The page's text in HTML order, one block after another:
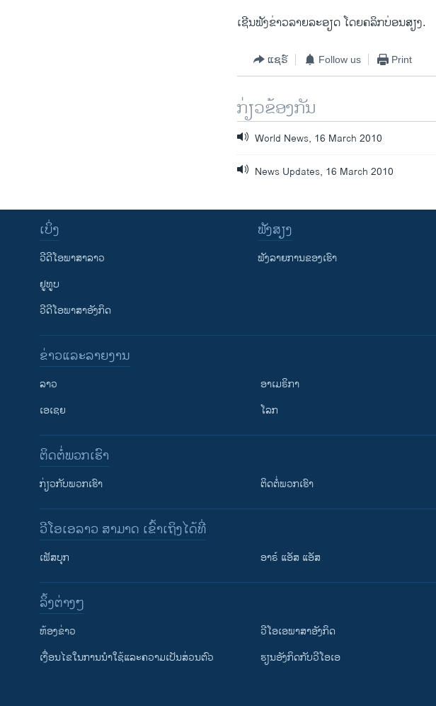
ຕິດຕາມພວກເຮົາ ທີ່
ເຊີນຟັງຂ່າວລາຍລະອຽດ ໂດຍຄລິກບ່ອນສຽງ.
ແຊຣ໌ Follow us Print
ກ່ຽວຂ້ອງກັນ
World News, 16 March 2010
News Updates, 16 March 2010
ເບິ່ງ
ວີດີໂອພາສາລາວ
ຢູທູບ
ວີດີໂອພາສາອັງກິດ
ຟັງສຽງ
ຟັງລາຍການຂອງເຮົາ
ຂ່າວແລະລາຍງານ
ລາວ
ເອເຊຍ
ອາເມຣິກາ
ໂລກ
ຕິດຕໍ່ພວກເຮົາ
ກ່ຽວກັບພວກເຮົາ ຕິດຕໍ່ພວກເຮົາ
ວີໂອເອລາວ ສາມາດ ເຂົ້າເຖິງໄດ້ທີ່
ເຟັສບຸກ ອາຣ໌ ແອັສ ແອັສ
​ລິ້ງ​ຕ່າງໆ
​ຫ້ອງ​ຂ່າວ
​ເງື່ອນ​ໄຂ​ໃນ​ການ​ນຳ​ໃຊ້​ແລະຄວາມ​ເປັນ​ສ່​ວນ​ຕົວ
ວີ​ໂອ​ເອ​ພາ​ສາ​ອັງ​ກິດ
​ຮຽນ​ອັງ​ກິດ​ກັບ​ວີ​ໂອ​ເອ